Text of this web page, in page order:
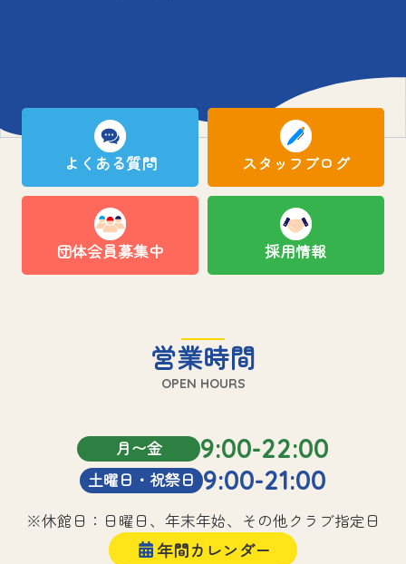
よくある質問 スタッフブログ
団体会員募集中 採用情報
営業時間
OPEN HOURS
月〜金 9:00-22:00
土曜日・祝祭日 9:00-21:00
※休館日：日曜日、年末年始、その他クラブ指定日
年間カレンダー